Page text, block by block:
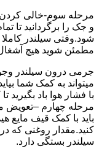
مرحله سوم-خالی کردن
و جک را برگردانید تا
شود.وقتی سیلندر کاملا
مطمئن شوید هیچ
جرمی درون سیلندر
میتواند به کمک شما
با فشار هوا باد بگیرید
مرحله چهارم –تعویض
باید با کمک قیف مایع
کنید.مقدار روغنی که
سیلندر بستگی دارد.